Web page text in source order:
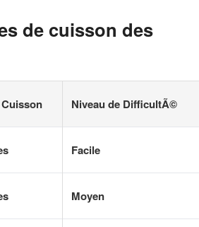
de cuisson des
Niveau de DifficultÃ©
Facile
Moyen